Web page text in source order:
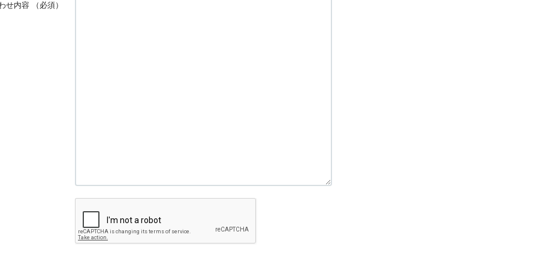
せ内容 （必須）